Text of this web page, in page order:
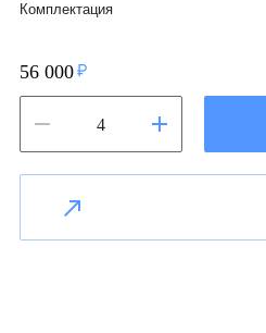
Комплектация
56 000